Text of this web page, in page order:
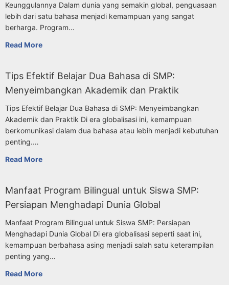
Keunggulannya Dalam dunia yang semakin global, penguasaan
lebih dari satu bahasa menjadi kemampuan yang sangat
berharga. Program…
Read More
Tips Efektif Belajar Dua Bahasa di SMP:
Menyeimbangkan Akademik dan Praktik
Tips Efektif Belajar Dua Bahasa di SMP: Menyeimbangkan
Akademik dan Praktik Di era globalisasi ini, kemampuan
berkomunikasi dalam dua bahasa atau lebih menjadi kebutuhan
penting.…
Read More
Manfaat Program Bilingual untuk Siswa SMP:
Persiapan Menghadapi Dunia Global
Manfaat Program Bilingual untuk Siswa SMP: Persiapan
Menghadapi Dunia Global Di era globalisasi seperti saat ini,
kemampuan berbahasa asing menjadi salah satu keterampilan
penting yang…
Read More